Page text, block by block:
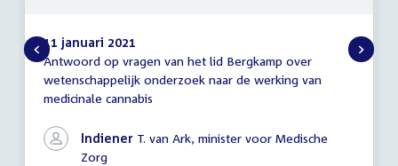
Antwoord
schriftelijke
vragen
11 januari 2021
Antwoord op vragen van het lid Bergkamp over
wetenschappelijk onderzoek naar de werking van
medicinale cannabis
Indiener T. van Ark, minister voor Medische
Zorg